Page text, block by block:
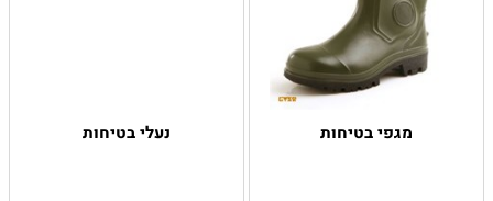
מגפי בטיחות נעלי בטיחות